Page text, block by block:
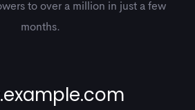
to over a million in just a few
months.